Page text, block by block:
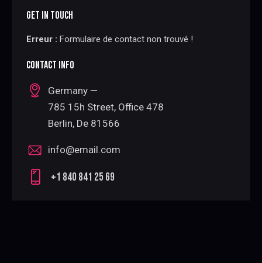
GET IN TOUCH
Erreur : Formulaire de contact non trouvé !
CONTACT INFO
Germany —
785 15h Street, Office 478
Berlin, De 81566
info@email.com
+1 840 841 25 69